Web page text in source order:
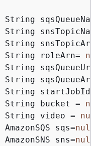
String
String
String
String roleArn=
String
String
String startJobId
String bucket =
String video = null
AmazonSQS sqs=null
AmazonSNS sns=null